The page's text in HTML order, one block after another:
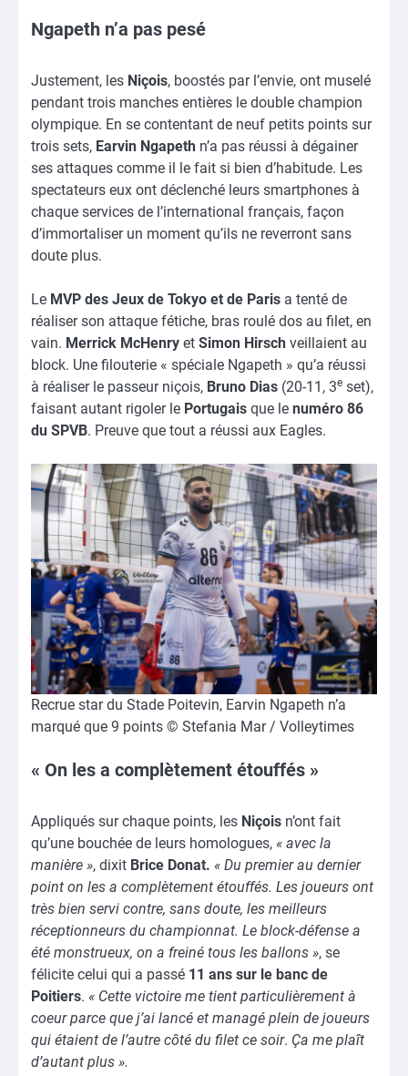
Ngapeth n’a pas pesé
Justement, les Niçois, boostés par l’envie, ont muselé
pendant trois manches entières le double champion
olympique. En se contentant de neuf petits points sur
trois sets, Earvin Ngapeth n’a pas réussi à dégainer
ses attaques comme il le fait si bien d’habitude. Les
spectateurs eux ont déclenché leurs smartphones à
chaque services de l’international français, façon
d’immortaliser un moment qu’ils ne reverront sans
doute plus.
Le MVP des Jeux de Tokyo et de Paris a tenté de
réaliser son attaque fétiche, bras roulé dos au filet, en
vain. Merrick McHenry et Simon Hirsch veillaient au
block. Une filouterie « spéciale Ngapeth » qu’a réussi
à réaliser le passeur niçois, Bruno Dias (20-11, 3e set),
faisant autant rigoler le Portugais que le numéro 86
du SPVB. Preuve que tout a réussi aux Eagles.
Recrue star du Stade Poitevin, Earvin Ngapeth n’a
marqué que 9 points © Stefania Mar / Volleytimes
« On les a complètement étouffés »
Appliqués sur chaque points, les Niçois n’ont fait
qu’une bouchée de leurs homologues, « avec la
manière », dixit Brice Donat. « Du premier au dernier
point on les a complètement étouffés. Les joueurs ont
très bien servi contre, sans doute, les meilleurs
réceptionneurs du championnat. Le block-défense a
été monstrueux, on a freiné tous les ballons », se
félicite celui qui a passé 11 ans sur le banc de
Poitiers. « Cette victoire me tient particulièrement à
coeur parce que j’ai lancé et managé plein de joueurs
qui étaient de l’autre côté du filet ce soir. Ça me plaît
d’autant plus ».